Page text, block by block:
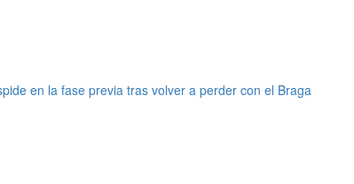
en la fase previa tras volver a perder con el Braga